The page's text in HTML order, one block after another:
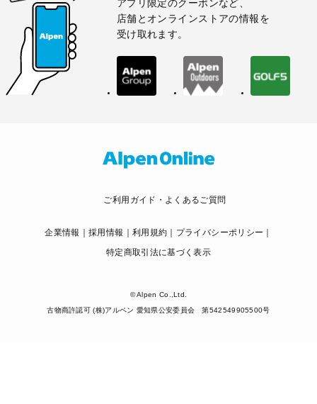
アプリ限定のクーポンなど、
店舗とオンラインストアの情報を
受け取れます。
ご利用ガイド・よくあるご質問
企業情報 採用情報 利用規約
プライバシーポリシー
特定商取引法に基づく表示
© Alpen Co.,Ltd.
古物商許認可 (株)アルペン 愛知県公安委員会 第542549905500号